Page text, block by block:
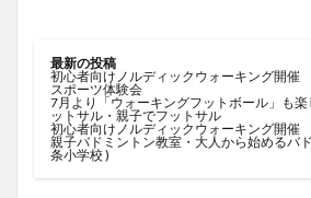
最新の投稿
初心者向けノルディックウォーキング開催
スポーツ体験会
7月より「ウォーキングフットボール」も
ットサル・親子でフットサル
初心者向けノルディックウォーキング開催
親子バドミントン教室・大人から始めるバ
条小学校 )